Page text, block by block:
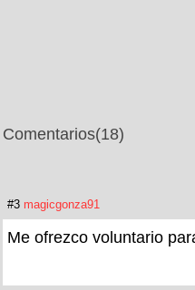
Comentarios(18)
#3 magicgonza91
Me ofrezco voluntario